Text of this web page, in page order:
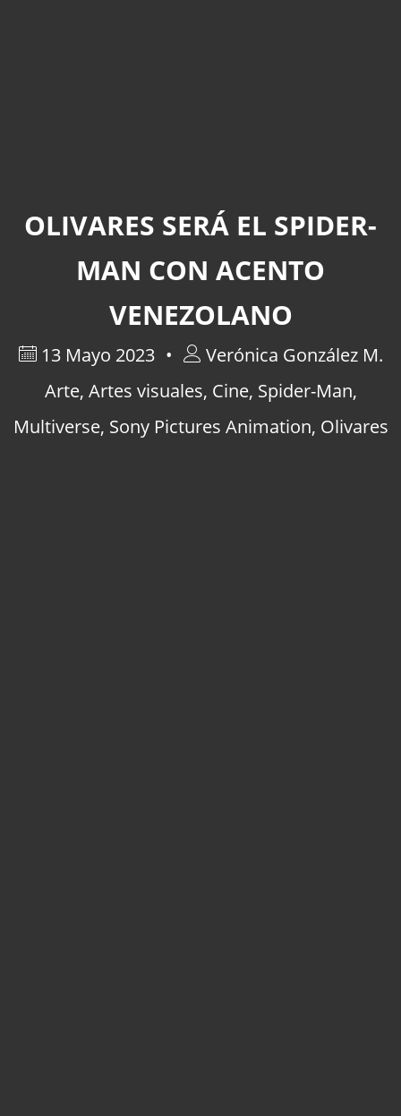
OLIVARES SERÁ EL SPIDER-
MAN CON ACENTO
VENEZOLANO
13 Mayo 2023
Verónica González M.
Arte, Artes visuales, Cine, Spider-Man,
Multiverse, Sony Pictures Animation, Olivares